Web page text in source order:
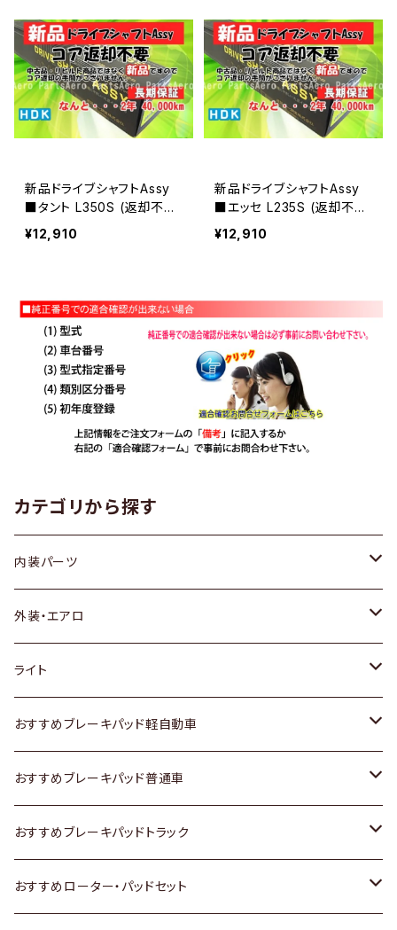
新品ドライブシャフトAssy
■タント L350S (返却不
要)
¥12,910
新品ドライブシャフトAssy
■エッセ L235S (返却不
要)
¥12,910
カテゴリから探す
内装パーツ
トヨタ
ホンダ
スズキ
日産
いすゞ
ダイハツ
外装・エアロ
トヨタ
ホンダ
スズキ
日産
いすゞ
ライト
トヨタ
スズキ
日産
いすゞ
おすすめブレーキパッド軽自動車
トヨタ
ホンダ
スズキ
おすすめブレーキパッド普通車
トヨタ
ホンダ
おすすめブレーキパッドトラック
トヨタ
おすすめローター・パッドセット